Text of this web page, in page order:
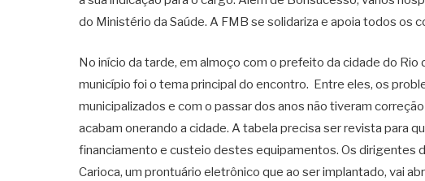
do Ministério da Saúde. A FMB se solidariza e apoia todos os
No início da tarde, em almoço com o prefeito da cidade do Rio
município foi o tema principal do encontro. Entre eles, os
municipalizados e com o passar dos anos não tiveram
acabam onerando a cidade. A tabela precisa ser revista para
financiamento e custeio destes equipamentos. Os dirigentes
Carioca, um prontuário eletrônico que ao ser implantado, vai